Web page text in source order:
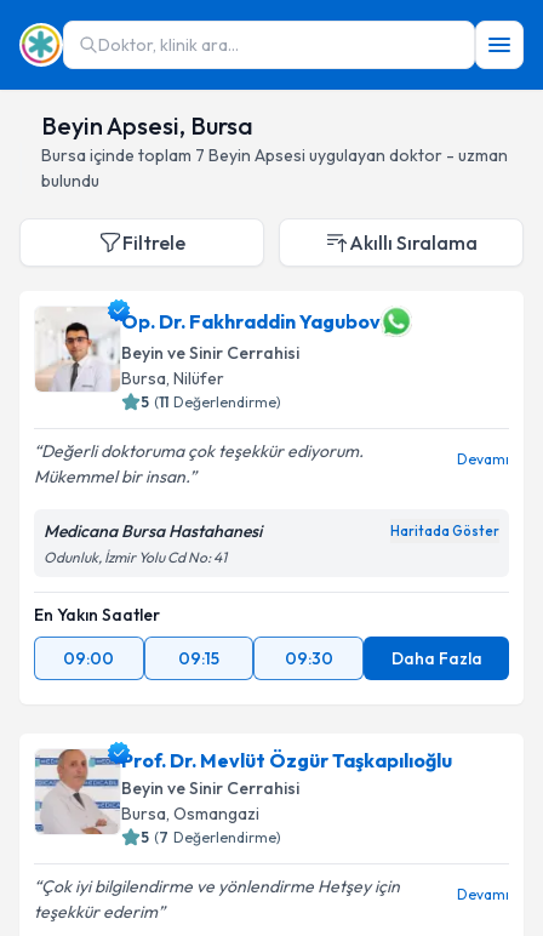
Doktor, klinik ara...
Beyin Apsesi, Bursa
Bursa içinde toplam 7 Beyin Apsesi uygulayan doktor - uzman
bulundu
Filtrele Akıllı Sıralama
Op. Dr. Fakhraddin Yagubov
Beyin ve Sinir Cerrahisi
Bursa, Nilüfer
5 (11 Değerlendirme)
Değerli doktoruma çok teşekkür ediyorum.
Mükemmel bir insan.
Devamı
Medicana Bursa Hastahanesi Haritada Göster
Odunluk, İzmir Yolu Cd No: 41
En Yakın Saatler
09:00
09:15 09:30 Daha Fazla
Prof. Dr. Mevlüt Özgür Taşkapılıoğlu
Beyin ve Sinir Cerrahisi
Bursa, Osmangazi
5 (7 Değerlendirme)
Çok iyi bilgilendirme ve yönlendirme Hetşey için
teşekkür ederim
Devamı